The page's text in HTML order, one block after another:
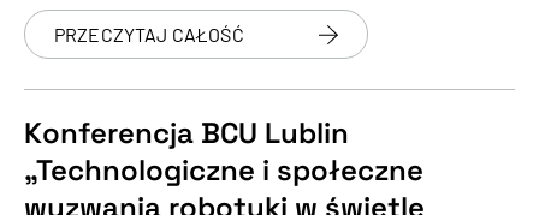
PRZECZYTAJ CAŁOŚĆ
Konferencja BCU Lublin
„Technologiczne i społeczne